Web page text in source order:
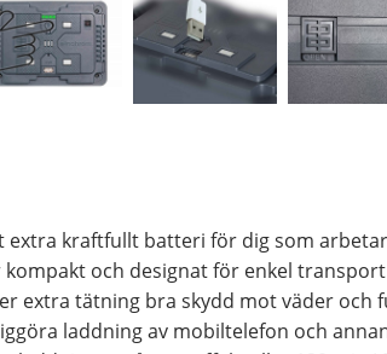
extra kraftfullt batteri för dig som
och designat för enkel
extra tätning bra skydd mot väder och
laddning av mobiltelefon och